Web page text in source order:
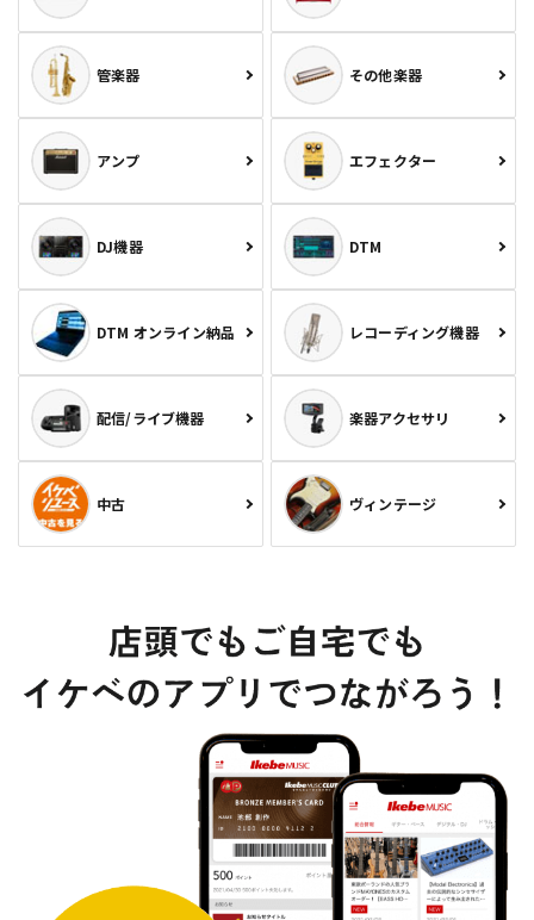
管楽器 その他楽器
アンプ エフェクター
DJ機器 DTM
DTM オンライン納品 レコーディング機器
配信/ライブ機器 楽器アクセサリ
中古 ヴィンテージ